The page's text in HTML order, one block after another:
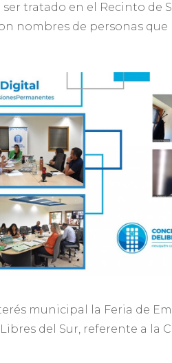
tratado en el Recinto de
nombres de personas
municipal la Feria de
del Sur, referente a la